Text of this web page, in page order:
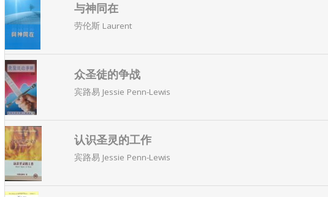
与神同在
劳伦斯 Laurent
众圣徒的争战
宾路易 Jessie Penn-Lewis
认识圣灵的工作
宾路易 Jessie Penn-Lewis